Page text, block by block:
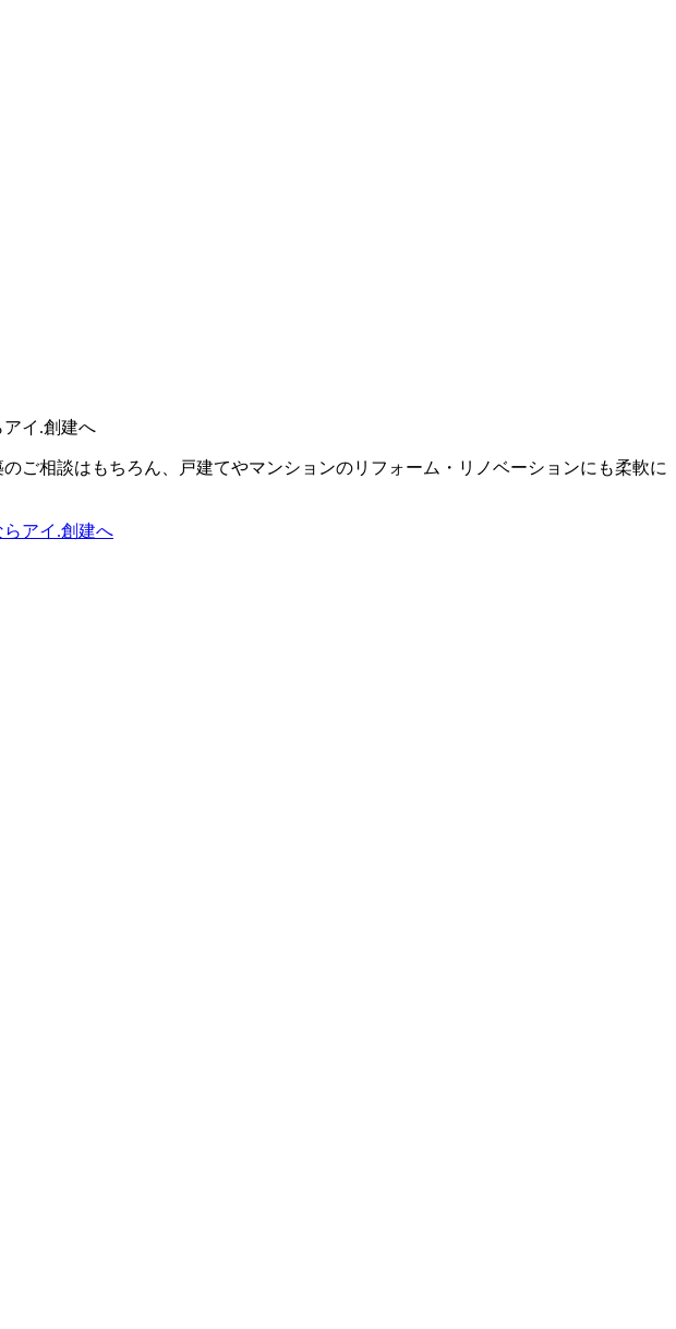
イ.創建へ
ご相談はもちろん、戸建てやマンションのリフォーム・リノベーションにも柔軟に